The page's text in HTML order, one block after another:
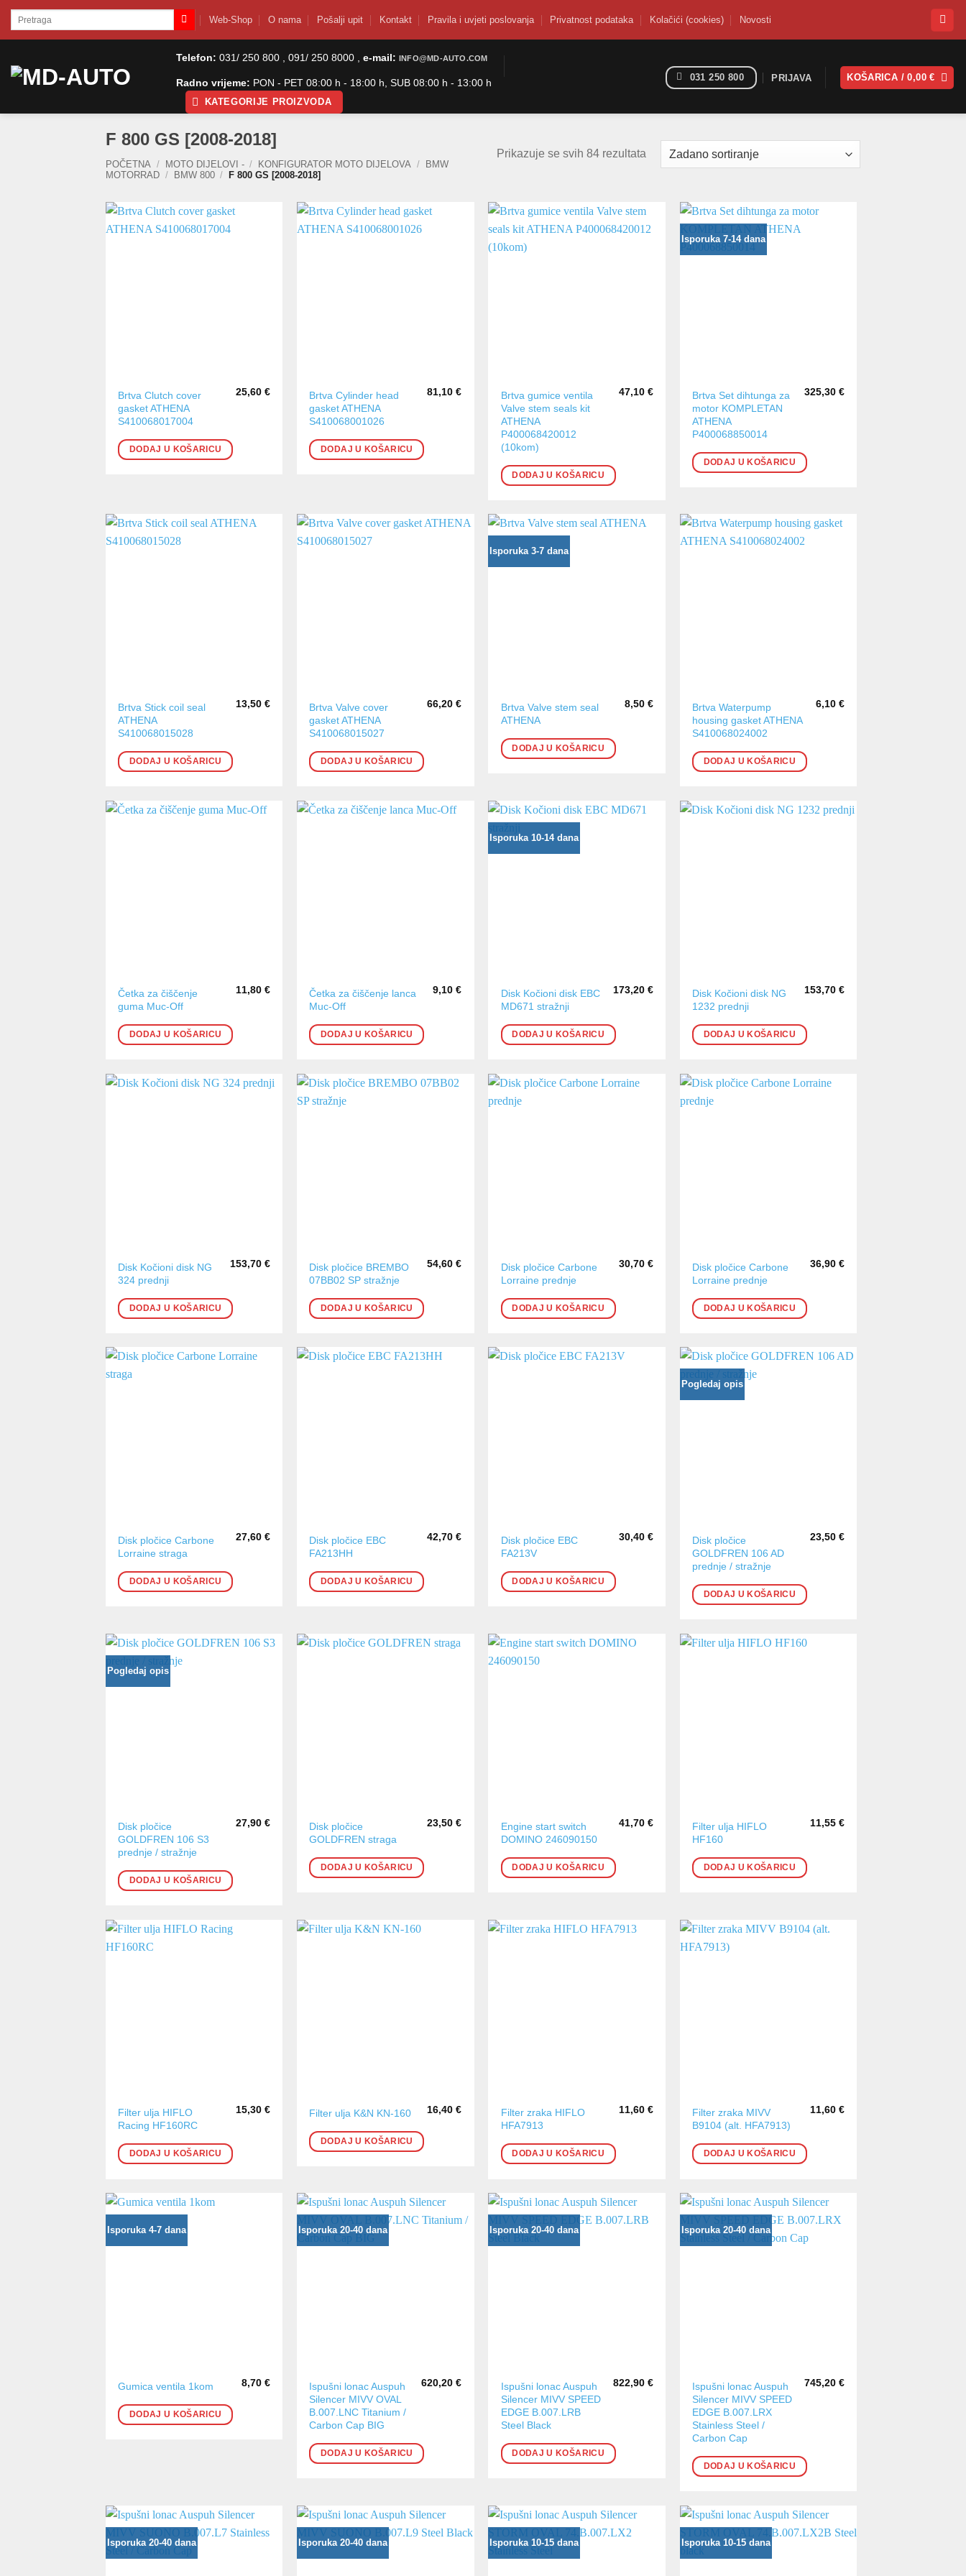
SkipPretraži: Web-Shop O nama Pošalji upit Kontakt Pravila i uvjeti poslovanja Privatnost podataka Kolačići (cookies) Novosti
Telefon: 031/ 250 800 , 091/ 250 8000 , e-mail: INFO@MD-AUTO.COM
Radno vrijeme: PON - PET 08:00 h - 18:00 h, SUB 08:00 h - 13:00 h
KATEGORIJE PROIZVODA
031 250 800 PRIJAVA KOŠARICA /0,00€
F 800 GS [2008-2018]
POČETNA / MOTO DIJELOVI - / KONFIGURATOR MOTO DIJELOVA /
BMW
MOTORRAD / BMW 800 / F 800 GS [2008-2018]
Prikazuje se svih 84 rezultata
Brtva Clutch cover
gasket ATHENA
S410068017004
25,60€
DODAJ U KOŠARICU
Brtva Cylinder head
gasket ATHENA
S410068001026
81,10€
DODAJ U KOŠARICU
Brtva gumice ventila
Valve stem seals kit
ATHENA
P400068420012
(10kom)
47,10 €
DODAJ U KOŠARICU
Isporuka 7-14 dana
Brtva Set dihtunga za
motor KOMPLETAN
ATHENA
P400068850014
325,30 €
DODAJ U KOŠARICU
Brtva Stick coil seal
ATHENA
S410068015028
13,50€
DODAJ U KOŠARICU
Brtva Valve cover
gasket ATHENA
S410068015027
66,20€
DODAJ U KOŠARICU
Isporuka 3-7 dana
Brtva Valve stem seal
ATHENA
8,50 €
DODAJ U KOŠARICU
Brtva Waterpump
housing gasket ATHENA
S410068024002
6,10 €
DODAJ U KOŠARICU
Četka za čiščenje
guma Muc-Off
11,80€
DODAJ U KOŠARICU
Četka za čiščenje lanca
Muc-Off
9,10€
DODAJ U KOŠARICU
Isporuka 10-14 dana
Disk Kočioni disk EBC
MD671 stražnji
173,20 €
DODAJ U KOŠARICU
Disk Kočioni disk NG
1232 prednji
153,70 €
DODAJ U KOŠARICU
Disk Kočioni disk NG
324 prednji
153,70€
DODAJ U KOŠARICU
Disk pločice BREMBO
07BB02 SP stražnje
54,60€
DODAJ U KOŠARICU
Disk pločice Carbone
Lorraine prednje
30,70 €
DODAJ U KOŠARICU
Disk pločice Carbone
Lorraine prednje
36,90 €
DODAJ U KOŠARICU
Disk pločice Carbone
Lorraine straga
27,60€
DODAJ U KOŠARICU
Disk pločice EBC
FA213HH
42,70€
DODAJ U KOŠARICU
Disk pločice EBC
FA213V
30,40 €
DODAJ U KOŠARICU
Pogledaj opis
Disk pločice
GOLDFREN 106 AD
prednje / stražnje
23,50 €
DODAJ U KOŠARICU
Pogledaj opis
Disk pločice
GOLDFREN 106 S3
prednje / stražnje
27,90€
DODAJ U KOŠARICU
Disk pločice
GOLDFREN straga
23,50€
DODAJ U KOŠARICU
Engine start switch
DOMINO 246090150
41,70 €
DODAJ U KOŠARICU
Filter ulja HIFLO
HF160
11,55 €
DODAJ U KOŠARICU
Filter ulja HIFLO
Racing HF160RC
15,30€
DODAJ U KOŠARICU
Filter ulja K&N KN-160 16,40€
DODAJ U KOŠARICU
Filter zraka HIFLO
HFA7913
11,60 €
DODAJ U KOŠARICU
Filter zraka MIVV
B9104 (alt. HFA7913)
11,60 €
DODAJ U KOŠARICU
Isporuka 4-7 dana
Gumica ventila 1kom 8,70€
DODAJ U KOŠARICU
Isporuka 20-40 dana
Ispušni lonac Auspuh
Silencer MIVV OVAL
B.007.LNC Titanium /
Carbon Cap BIG
620,20€
DODAJ U KOŠARICU
Isporuka 20-40 dana
Ispušni lonac Auspuh
Silencer MIVV SPEED
EDGE B.007.LRB
Steel Black
822,90 €
DODAJ U KOŠARICU
Isporuka 20-40 dana
Ispušni lonac Auspuh
Silencer MIVV SPEED
EDGE B.007.LRX
Stainless Steel /
Carbon Cap
745,20 €
DODAJ U KOŠARICU
Isporuka 20-40 dana Isporuka 20-40 dana Isporuka 10-15 dana Isporuka 10-15 dana